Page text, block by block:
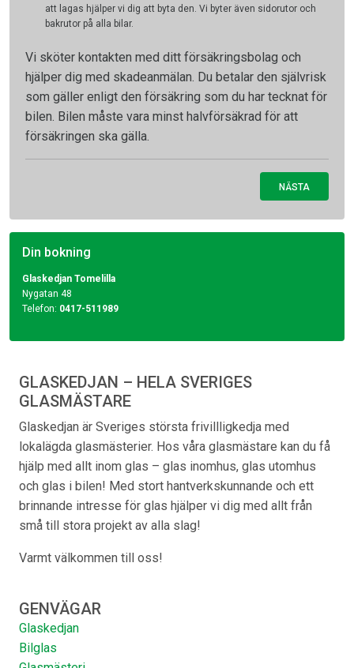
att lagas hjälper vi dig att byta den. Vi byter även sidorutor och
bakrutor på alla bilar.
Vi sköter kontakten med ditt försäkringsbolag och
hjälper dig med skadeanmälan. Du betalar den självrisk
som gäller enligt den försäkring som du har tecknat för
bilen. Bilen måste vara minst halvförsäkrad för att
försäkringen ska gälla.
NÄSTA
Din bokning
Glaskedjan Tomelilla
Nygatan 48
Telefon: 0417-511989
GLASKEDJAN – HELA SVERIGES
GLASMÄSTARE
Glaskedjan är Sveriges största frivillligkedja med
lokalägda glasmästerier. Hos våra glasmästare kan du få
hjälp med allt inom glas – glas inomhus, glas utomhus
och glas i bilen! Med stort hantverkskunnande och ett
brinnande intresse för glas hjälper vi dig med allt från
små till stora projekt av alla slag!
Varmt välkommen till oss!
GENVÄGAR
Glaskedjan
Bilglas